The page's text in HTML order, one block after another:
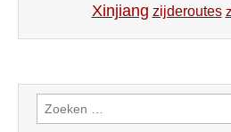
Xinjiang zijderoutes
Zoeken
naar: